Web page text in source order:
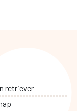
retriever